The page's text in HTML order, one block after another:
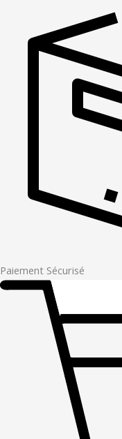
Paiement Sécurisé